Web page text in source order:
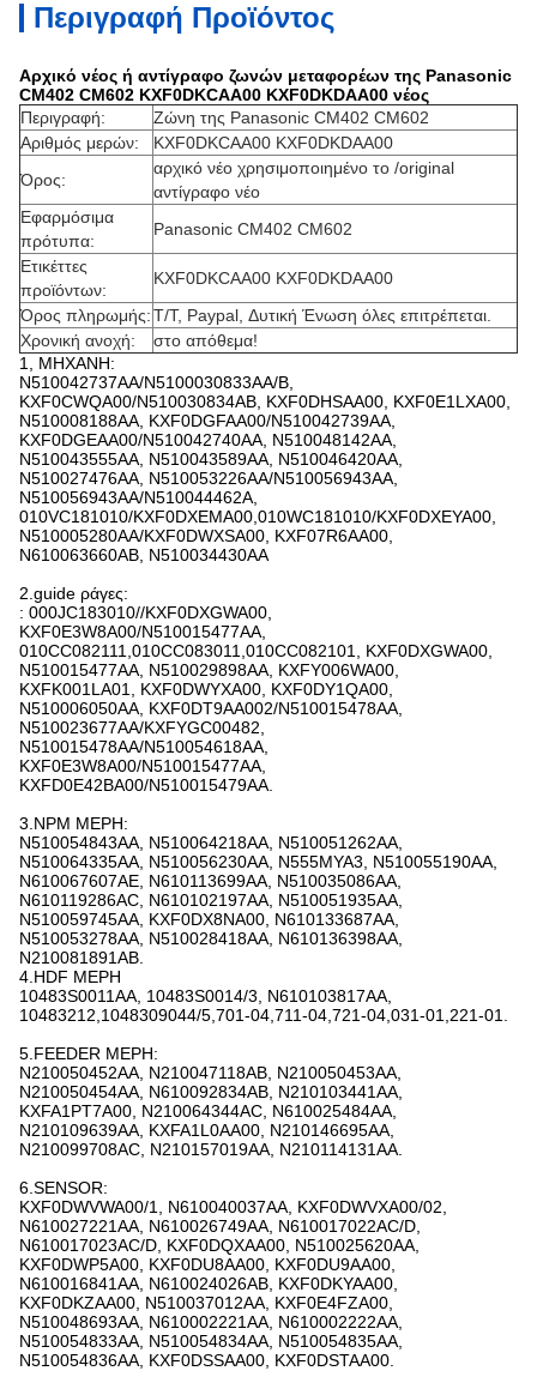
Περιγραφή Προϊόντος
Αρχικό νέος ή αντίγραφο ζωνών μεταφορέων της Panasonic
CM402 CM602 KXF0DKCAA00 KXF0DKDAA00 νέος
Περιγραφή:
Ζώνη της Panasonic CM402 CM602
Αριθμός μερών:
KXF0DKCAA00 KXF0DKDAA00
Όρος:
αρχικό νέο χρησιμοποιημένο το /original
αντίγραφο νέο
Εφαρμόσιμα
πρότυπα:
Panasonic CM402 CM602
Ετικέττες
προϊόντων:
KXF0DKCAA00 KXF0DKDAA00
Όρος πληρωμής:T/T, Paypal, Δυτική Ένωση όλες επιτρέπεται.
Χρονική ανοχή:
στο απόθεμα!
1, ΜΗΧΑΝΗ:
N510042737AA/N5100030833AA/B,
KXF0CWQA00/N510030834AB, KXF0DHSAA00, KXF0E1LXA00,
N510008188AA, KXF0DGFAA00/N510042739AA,
KXF0DGEAA00/N510042740AA, N510048142AA,
N510043555AA, N510043589AA, N510046420AA,
N510027476AA, N510053226AA/N510056943AA,
N510056943AA/N510044462A,
010VC181010/KXF0DXEMA00,010WC181010/KXF0DXEYA00,
N510005280AA/KXF0DWXSA00, KXF07R6AA00,
N610063660AB, N510034430AA
2.guide ράγες:
: 000JC183010//KXF0DXGWA00,
KXF0E3W8A00/N510015477AA,
010CC082111,010CC083011,010CC082101, KXF0DXGWA00,
N510015477AA, N510029898AA, KXFY006WA00,
KXFK001LA01, KXF0DWYXA00, KXF0DY1QA00,
N510006050AA, KXF0DT9AA002/N510015478AA,
N510023677AA/KXFYGC00482,
N510015478AA/N510054618AA,
KXF0E3W8A00/N510015477AA,
KXFD0E42BA00/N510015479AA.
3.NPM ΜΕΡΗ:
N510054843AA, N510064218AA, N510051262AA,
N510064335AA, N510056230AA, N555MYA3, N510055190AA,
N610067607AE, N610113699AA, N510035086AA,
N610119286AC, N610102197AA, N510051935AA,
N510059745AA, KXF0DX8NA00, N610133687AA,
N510053278AA, N510028418AA, N610136398AA,
N210081891AB.
4.HDF ΜΕΡΗ
10483S0011AA, 10483S0014/3, N610103817AA,
10483212,1048309044/5,701-04,711-04,721-04,031-01,221-01.
5.FEEDER ΜΕΡΗ:
N210050452AA, N210047118AB, N210050453AA,
N210050454AA, N610092834AB, N210103441AA,
KXFA1PT7A00, N210064344AC, N610025484AA,
N210109639AA, KXFA1L0AA00, N210146695AA,
N210099708AC, N210157019AA, N210114131AA.
6.SENSOR:
KXF0DWVWA00/1, N610040037AA, KXF0DWVXA00/02,
N610027221AA, N610026749AA, N610017022AC/D,
N610017023AC/D, KXF0DQXAA00, N510025620AA,
KXF0DWP5A00, KXF0DU8AA00, KXF0DU9AA00,
N610016841AA, N610024026AB, KXF0DKYAA00,
KXF0DKZAA00, N510037012AA, KXF0E4FZA00,
N510048693AA, N610002221AA, N610002222AA,
N510054833AA, N510054834AA, N510054835AA,
N510054836AA, KXF0DSSAA00, KXF0DSTAA00.